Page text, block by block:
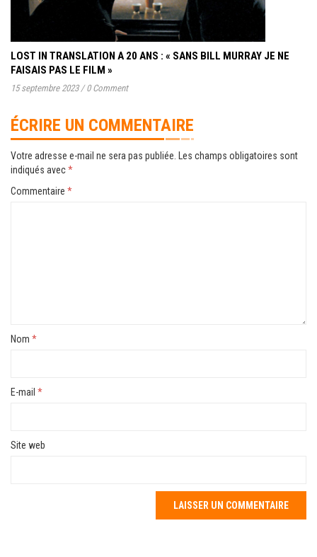
LOST IN TRANSLATION A 20 ANS : « SANS BILL MURRAY JE NE
FAISAIS PAS LE FILM »
15 septembre 2023 / 0 Comment
ÉCRIRE UN COMMENTAIRE
Votre adresse e-mail ne sera pas publiée.
Les champs obligatoires sont
indiqués avec*
Commentaire *
Nom *
E-mail *
Site web